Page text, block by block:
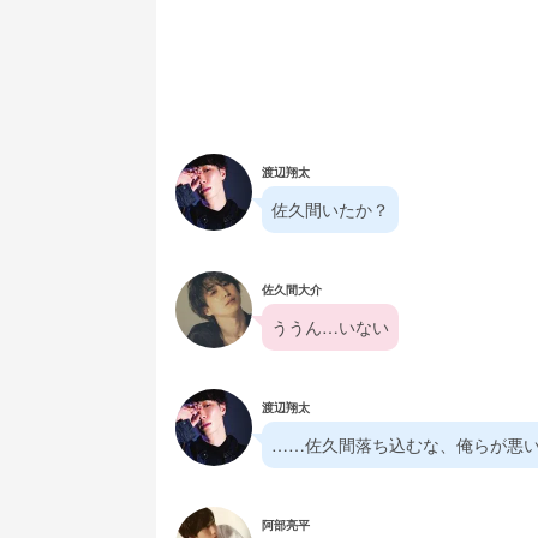
渡辺翔太
佐久間いたか？
佐久間大介
ううん…いない
渡辺翔太
……佐久間落ち込むな、俺らが悪
阿部亮平